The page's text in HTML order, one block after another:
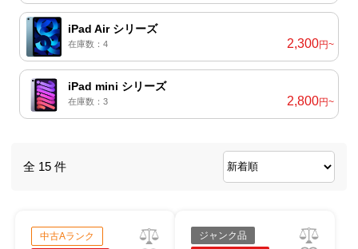
iPad Air シリーズ
在庫数：4 2,300円~
iPad mini シリーズ
在庫数：3 2,800円~
全 15 件
中古Aランク
ジャンク品